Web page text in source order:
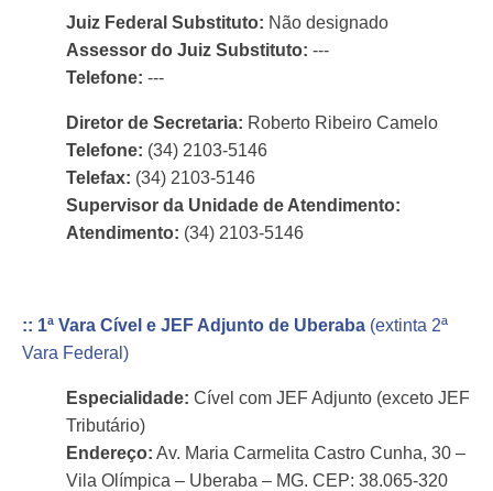
Juiz Federal Substituto: Não designado
Assessor do Juiz Substituto: ---
Telefone: ---
Diretor de Secretaria: Roberto Ribeiro Camelo
Telefone: (34) 2103-5146
Telefax: (34) 2103-5146
Supervisor da Unidade de Atendimento:
Atendimento: (34) 2103-5146
:: 1ª Vara Cível e JEF Adjunto de Uberaba (extinta 2ª
Vara Federal)
Especialidade: Cível com JEF Adjunto (exceto JEF
Tributário)
Endereço: Av. Maria Carmelita Castro Cunha, 30 –
Vila Olímpica – Uberaba – MG. CEP: 38.065-320